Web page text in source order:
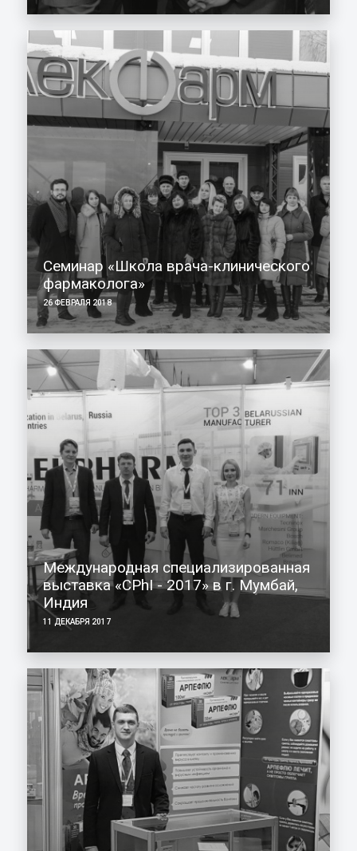
Cеминар «Школа врача-клинического
фармаколога»
26 ФЕВРАЛЯ 2018
Международная специализированная
выставка «CPhI - 2017» в г. Мумбай,
Индия
11 ДЕКАБРЯ 2017